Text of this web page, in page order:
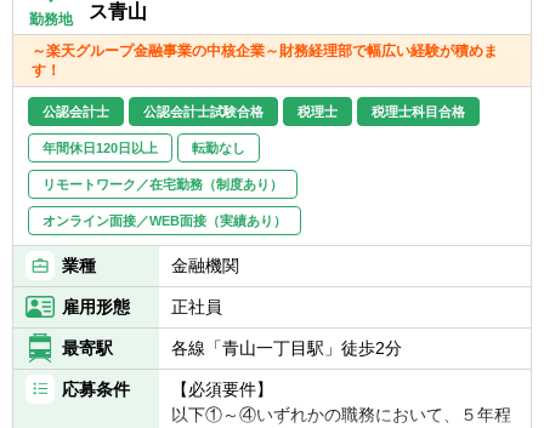
勤務地
ス青山
～楽天グループ金融事業の中核企業～財務経理部で幅広い経験が積めま
す！
公認会計士 公認会計士試験合格 税理士 税理士科目合格
年間休日120日以上 転勤なし
リモートワーク／在宅勤務（制度あり）
オンライン面接／WEB面接（実績あり）
業種 金融機関
雇用形態 正社員
最寄駅 各線「青山一丁目駅」徒歩2分
応募条件
【必須要件】
以下①～④いずれかの職務において、５年程